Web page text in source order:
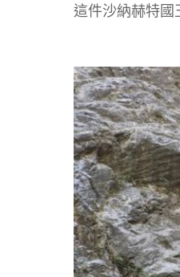
這件沙納赫特國